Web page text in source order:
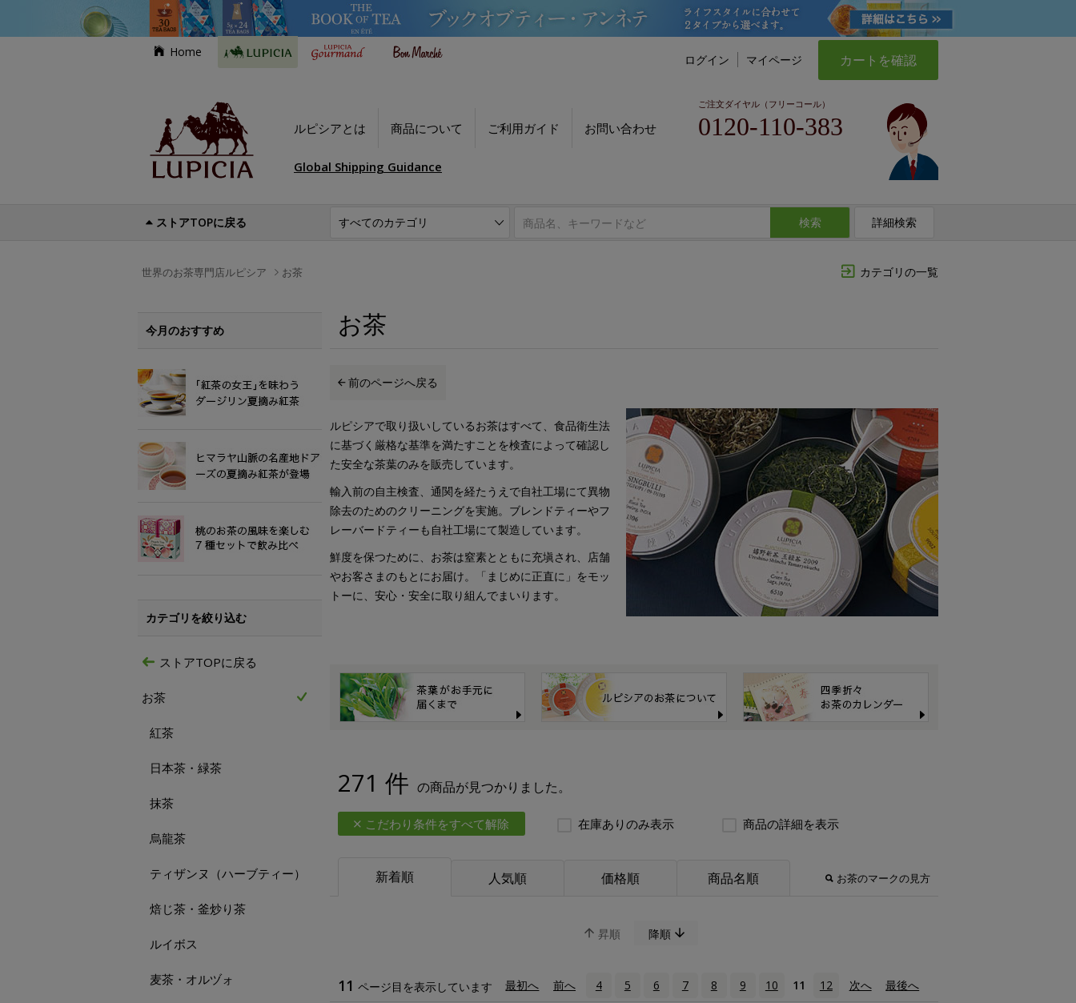
Home
ログイン マイページ カートを確認
ルピシアとは 商品について ご利用ガイド お問い合わせ
ご注文ダイヤル（フリーコール）
0120-110-383
Global Shipping Guidance
ストアTOPに戻る 検索 詳細検索
カテゴリの一覧
世界のお茶専門店ルピシア お茶
お茶
前のページへ戻る
ルピシアで取り扱いしているお茶はすべて、食品衛生法
に基づく厳格な基準を満たすことを検査によって確認し
た安全な茶葉のみを販売しています。
輸入前の自主検査、通関を経たうえで自社工場にて異物
除去のためのクリーニングを実施。ブレンドティーやフ
レーバードティーも自社工場にて製造しています。
鮮度を保つために、お茶は窒素とともに充塡され、店舗
やお客さまのもとにお届け。「まじめに正直に」をモッ
トーに、安心・安全に取り組んでまいります。
271 件 の商品が見つかりました。
こだわり条件をすべて解除 在庫ありのみ表示 商品の詳細を表示
新着順 人気順 価格順 商品名順 お茶のマークの見方
昇順 降順
11 ページ目を表示しています 最初へ 前へ 4 5 6 7 8 9 10 11 12 次へ 最後へ
今月のおすすめ
カテゴリを絞り込む
ストアTOPに戻る
お茶
紅茶
日本茶・緑茶
抹茶
烏龍茶
ティザンヌ（ハーブティー）
焙じ茶・釜炒り茶
ルイボス
麦茶・オルヅォ